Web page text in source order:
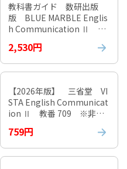
教科書ガイド 数研出版
版 BLUE MARBLE Englis
h Communication Ⅱ
2,530円
【2026年版】 三省堂 VI
STA English Communicat
ion Ⅱ 教番 709 ※非課
759円